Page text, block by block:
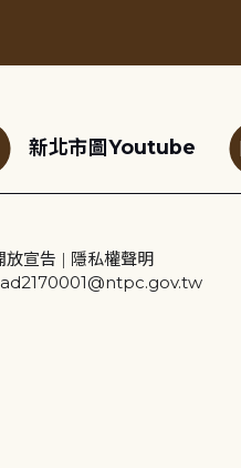
新北市圖Youtube
放宣告 | 隱私權聲明